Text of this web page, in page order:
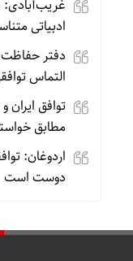
غریب‌آبادی:
ادبیاتی
دفتر حفاظت
التماس
توافق
مطابق
اردوغان:
دوست است